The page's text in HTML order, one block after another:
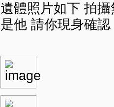
遺體照片如下 拍
是他 請你現身確認